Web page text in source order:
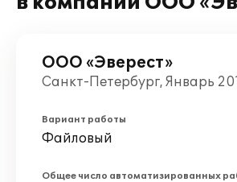
ООО «Эверест»
Санкт-Петербург, Январь
Вариант работы
Файловый
Общее число автоматизированных